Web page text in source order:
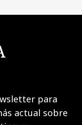
para
actual sobre